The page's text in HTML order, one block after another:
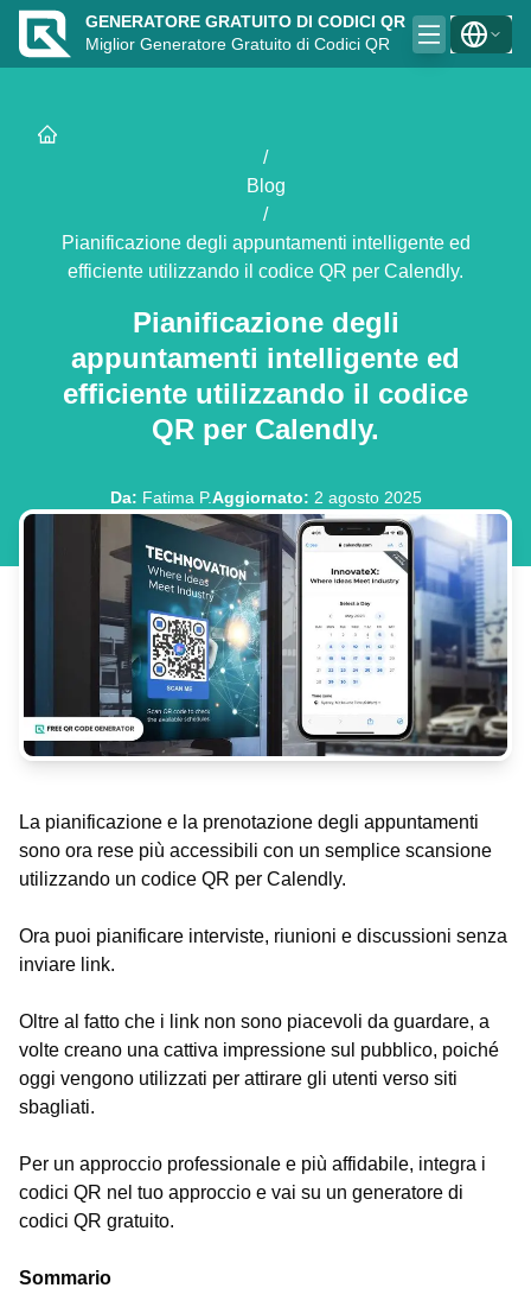
GENERATORE GRATUITO DI CODICI QR
Miglior Generatore Gratuito di Codici QR
/
Blog
/
Pianificazione degli appuntamenti intelligente ed
efficiente utilizzando il codice QR per Calendly.
Pianificazione degli
appuntamenti intelligente ed
efficiente utilizzando il codice
QR per Calendly.
Da: Fatima P.Aggiornato: 2 agosto 2025
La pianificazione e la prenotazione degli appuntamenti
sono ora rese più accessibili con un semplice scansione
utilizzando un codice QR per Calendly.
Ora puoi pianificare interviste, riunioni e discussioni senza
inviare link.
Oltre al fatto che i link non sono piacevoli da guardare, a
volte creano una cattiva impressione sul pubblico, poiché
oggi vengono utilizzati per attirare gli utenti verso siti
sbagliati.
Per un approccio professionale e più affidabile, integra i
codici QR nel tuo approccio e vai su un generatore di
codici QR gratuito.
Sommario